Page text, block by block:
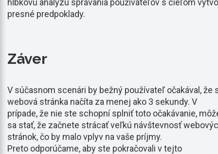
hĺbkovú analýzu správania používateľov s cieľom
presné predpoklady.
Záver
V súčasnom scenári by bežný používateľ očakával, že
webová stránka načíta za menej ako 3 sekundy. V
prípade, že nie ste schopní splniť toto očakávanie,
sa stať, že začnete strácať veľkú návštevnosť
stránok, čo by malo vplyv na vaše príjmy.
Preto odporúčame, aby ste pokračovali v tejto